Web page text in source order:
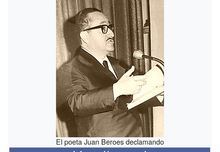
El poeta Juan Beroes declamando